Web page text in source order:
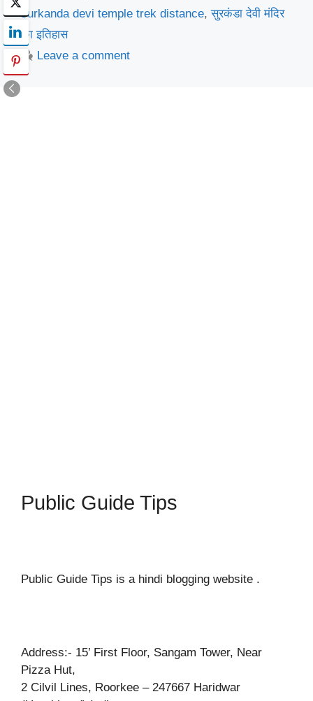
surkanda devi temple trek distance,सुरकंडा देवी मंदिर
का इतिहास
Leave a comment
Public Guide Tips
Public Guide Tips is a hindi blogging website .
Address:- 15’ First Floor, Sangam Tower, Near
Pizza Hut,
2 Cilvil Lines, Roorkee – 247667 Haridwar